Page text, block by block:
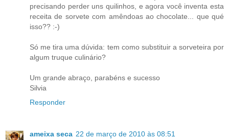
precisando perder uns quilinhos, e agora você inventa esta
receita de sorvete com amêndoas ao chocolate... que qué
isso?? :-)
Só me tira uma dúvida: tem como substituir a sorveteira por
algum truque culinário?
Um grande abraço, parabéns e sucesso
Silvia
Responder
ameixa seca 22 de março de 2010 às 08:51